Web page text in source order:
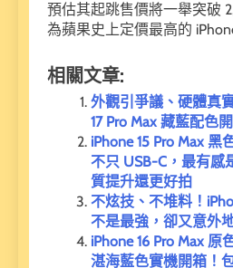
預估其起跳售價將一舉突破
為蘋果史上定價最高的
相關文章:
外觀引爭議、硬體真
17 Pro Max 藏藍配色
iPhone 15 Pro Max 黑
不只 USB-C，最有感
質提升還更好拍
不炫技、不堆料！
不是最強，卻又意外
iPhone 16 Pro Max 原
湛海藍色實機開箱！